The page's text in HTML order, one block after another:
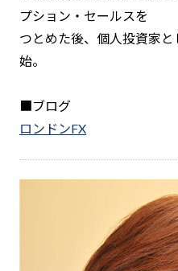
プション・セールスを
つとめた後、個人投資家
始。
■ブログ
ロンドンFX